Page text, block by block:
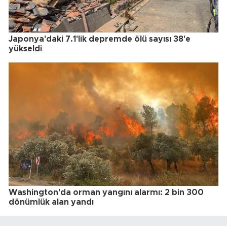
Japonya'daki 7.1'lik depremde ölü sayısı 38'e
yükseldi
Washington'da orman yangını alarmı: 2 bin 300
dönümlük alan yandı